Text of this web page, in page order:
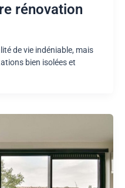
rénovation
de vie indéniable, mais
bien isolées et